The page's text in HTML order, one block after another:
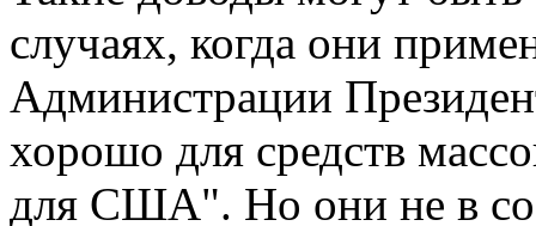
случаях, когда они
Администрации
хорошо для средств
для США". Но они не в